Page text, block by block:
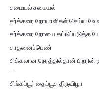
சமையல் சமையல்
சர்க்கரை நோயாளிகள் செய்ய
சர்க்கரை நோயை கட்டுப்படுத்த
சாதனைப்பெண்
சிக்கலான நேரத்தில்தான்
--
சிங்கப்பூர் தைப்பூச திருவிழா